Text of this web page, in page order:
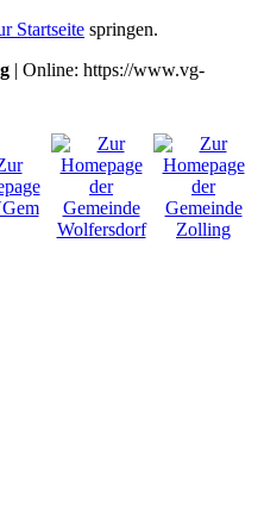
Startseite springen.
| Online: https://www.vg-